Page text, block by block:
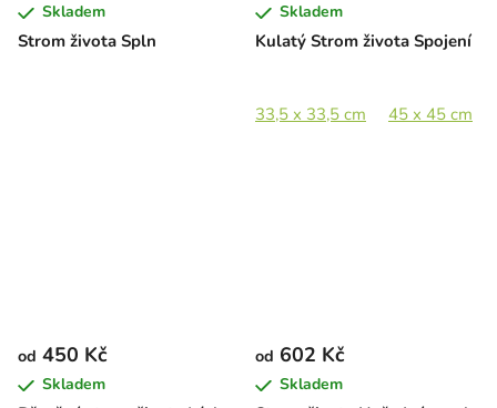
Strom života Spln
Skladem
Kulatý Strom života Spojení
Skladem
33,5 x 33,5 cm 45 x 45 cm
od 450 Kč
Skladem
od 602 Kč
Skladem